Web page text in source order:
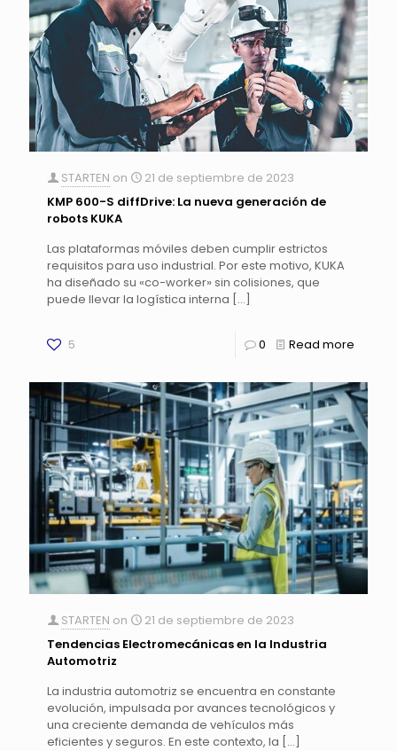
STARTEN on
21 de septiembre de 2023
KMP 600-S diffDrive: La nueva generación de
robots KUKA
Las plataformas móviles deben cumplir estrictos
requisitos para uso industrial. Por este motivo, KUKA
ha diseñado su «co-worker» sin colisiones, que
puede llevar la logística interna […]
5 0 Read more
STARTEN on
21 de septiembre de 2023
Tendencias Electromecánicas en la Industria
Automotriz
La industria automotriz se encuentra en constante
evolución, impulsada por avances tecnológicos y
una creciente demanda de vehículos más
eficientes y seguros. En este contexto, la […]